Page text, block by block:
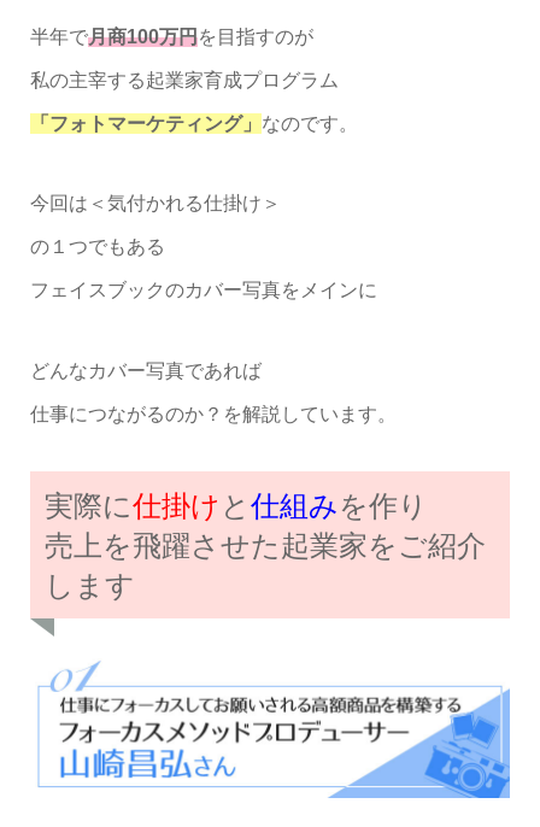
半年で月商100万円を目指すのが
私の主宰する起業家育成プログラム
「フォトマーケティング」 なのです。
今回は＜気付かれる仕掛け＞
の１つでもある
フェイスブックのカバー写真をメインに
どんなカバー写真であれば
仕事につながるのか？を解説しています。
実際に仕掛け と 仕組みを作り
売上を飛躍させた起業家をご紹介
します